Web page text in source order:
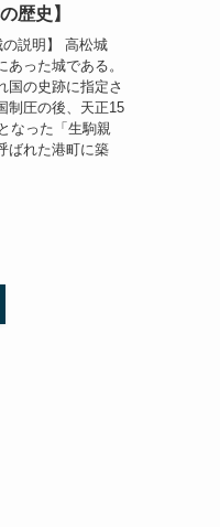
歴史】
の説明】 高松城
った城である。
国の史跡に指定さ
制圧の後、天正15
なった「生駒親
ばれた港町に築